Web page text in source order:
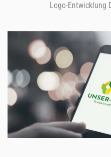
Logo-Entwicklung